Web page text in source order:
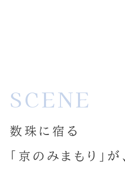
SCENE
数珠に宿る
「京のみまもり」が、